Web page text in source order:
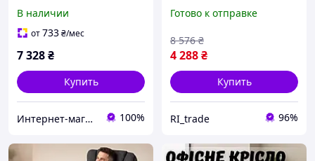
спинкой для работы дома
и в офисе
В наличии
от733₴/мес
7 328₴
Купить
Интернет-магазин "ЛАМ" 100%
подушками для снятия
поясничного отдела
Готово к отправке
4 288₴
8 576 ₴
Купить
RI_trade 96%